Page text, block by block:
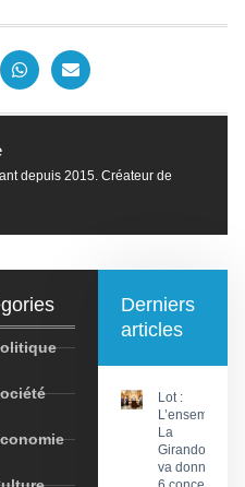
depuis 2015. Créateur de
Derniers
articles
Lot :
L’ensemble
La
Girandola
va donner